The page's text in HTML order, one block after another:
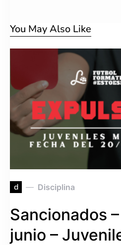
You May Also Like
d Disciplina
Sancionados
junio –